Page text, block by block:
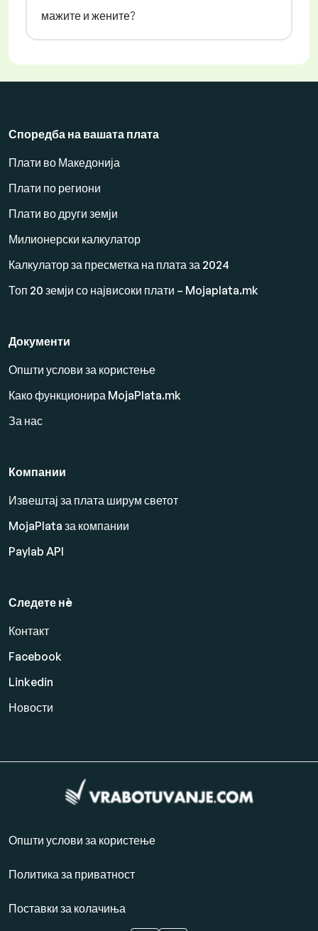
мажите и жените?
Споредба на вашата плата
Плати во Македонија
Плати по региони
Плати во други земји
Милионерски калкулатор
Калкулатор за пресметка на плата за 2024
Топ 20 земји со највисоки плати – Mojaplata.mk
Документи
Општи услови за користење
Како функционира MojaPlata.mk
За нас
Компании
Извештај за плата ширум светот
MojaPlata за компании
Paylab API
Следете нè
Контакт
Facebook
Linkedin
Новости
Општи услови за користење
Политика за приватност
Поставки за колачиња